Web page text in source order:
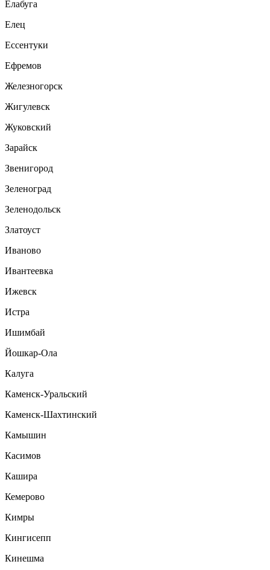
Елабуга
Елец
Ессентуки
Ефремов
Железногорск
Жигулевск
Жуковский
Зарайск
Звенигород
Зеленоград
Зеленодольск
Златоуст
Иваново
Ивантеевка
Ижевск
Истра
Ишимбай
Йошкар-Ола
Калуга
Каменск-Уральский
Каменск-Шахтинский
Камышин
Касимов
Кашира
Кемерово
Кимры
Кингисепп
Кинешма